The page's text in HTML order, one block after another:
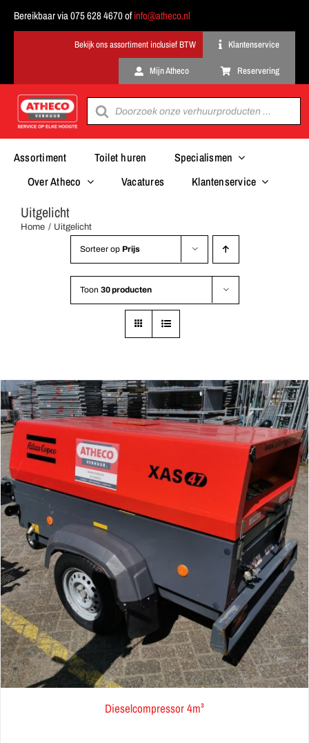
Bereikbaar via 075 628 4670 ofinfo@atheco.nl
Klantenservice
Mijn Atheco Reservering
Producten
zoeken
Assortiment Toilet huren
Specialismen
Over Atheco
Vacatures Klantenservice
Uitgelicht
Home Uitgelicht
Sorteer op Prijs
Toon 30 producten
Dieselcompressor 4m³